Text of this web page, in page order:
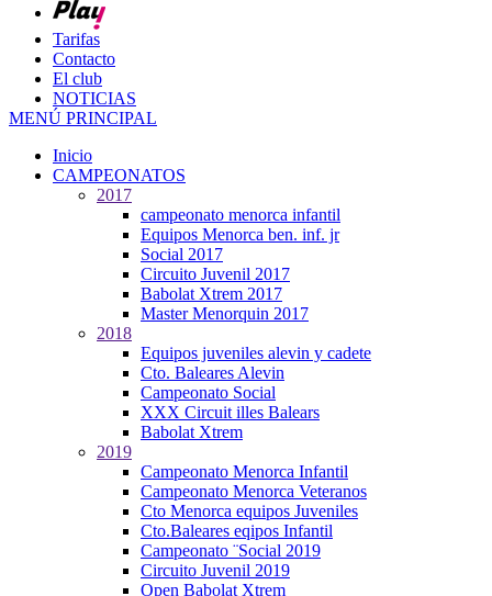
Tarifas
Contacto
El club
NOTICIAS
MENÚ PRINCIPAL
Inicio
CAMPEONATOS
2017
campeonato menorca infantil
Equipos Menorca ben. inf. jr
Social 2017
Circuito Juvenil 2017
Babolat Xtrem 2017
Master Menorquin 2017
2018
Equipos juveniles alevin y cadete
Cto. Baleares Alevin
Campeonato Social
XXX Circuit illes Balears
Babolat Xtrem
2019
Campeonato Menorca Infantil
Campeonato Menorca Veteranos
Cto Menorca equipos Juveniles
Cto.Baleares eqipos Infantil
Campeonato ¨Social 2019
Circuito Juvenil 2019
Open Babolat Xtrem